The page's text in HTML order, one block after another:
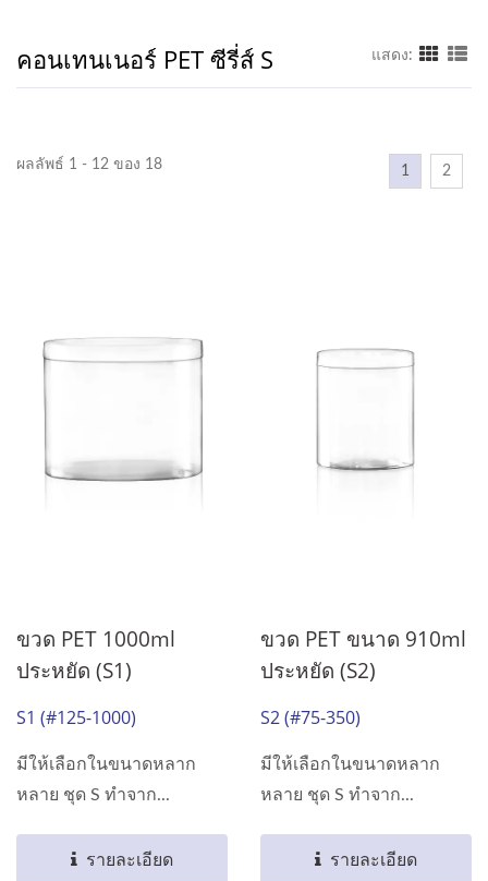
คอนเทนเนอร์ PET ซีรี่ส์ S แสดง:
ผลลัพธ์ 1 - 12 ของ 18 1 2
ขวด PET 1000ml
ประหยัด (S1)
S1 (#125-1000)
มีให้เลือกในขนาดหลาก
หลาย ชุด S ทำจาก...
รายละเอียด
ขวด PET ขนาด 910ml
ประหยัด (S2)
S2 (#75-350)
มีให้เลือกในขนาดหลาก
หลาย ชุด S ทำจาก...
รายละเอียด